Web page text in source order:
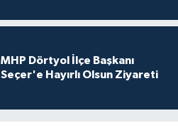
MHP Dörtyol İlçe Başkanı
Seçer'e Hayırlı Olsun Ziyareti